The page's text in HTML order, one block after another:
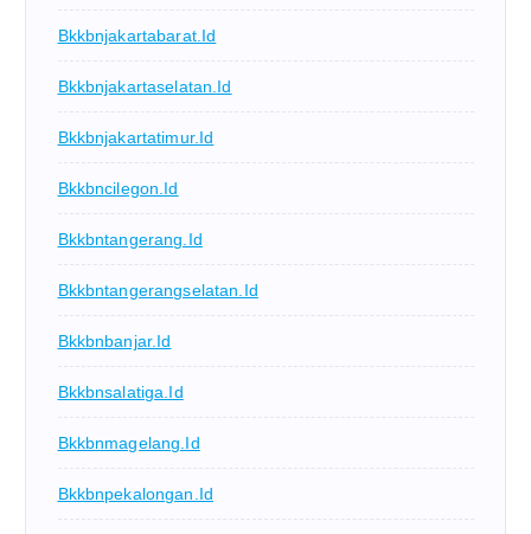
Bkkbnjakartabarat.id
Bkkbnjakartaselatan.id
Bkkbnjakartatimur.id
Bkkbncilegon.id
Bkkbntangerang.id
Bkkbntangerangselatan.id
Bkkbnbanjar.id
Bkkbnsalatiga.id
Bkkbnmagelang.id
Bkkbnpekalongan.id